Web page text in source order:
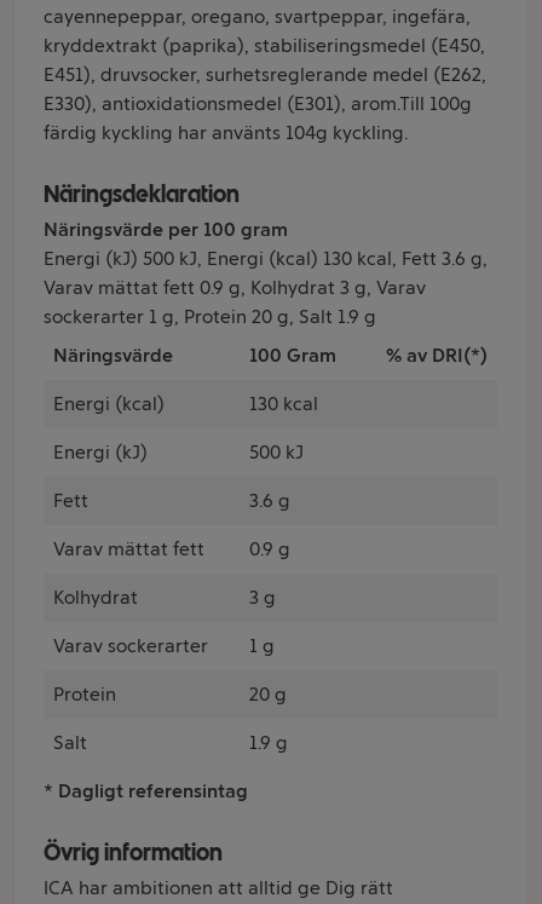
cayennepeppar, oregano, svartpeppar, ingefära,
kryddextrakt (paprika), stabiliseringsmedel (E450,
E451), druvsocker, surhetsreglerande medel (E262,
E330), antioxidationsmedel (E301), arom.Till 100g
färdig kyckling har använts 104g kyckling.
Näringsdeklaration
Näringsvärde per 100 gram
Energi (kJ) 500 kJ, Energi (kcal) 130 kcal, Fett 3.6 g,
Varav mättat fett 0.9 g, Kolhydrat 3 g, Varav
sockerarter 1 g, Protein 20 g, Salt 1.9 g
Näringsvärde
100 Gram % av DRI(*)
Energi (kcal) 130 kcal
Energi (kJ) 500 kJ
Fett 3.6 g
Varav mättat fett 0.9 g
Kolhydrat 3 g
Varav sockerarter 1 g
Protein 20 g
Salt 1.9 g
* Dagligt referensintag
Övrig information
ICA har ambitionen att alltid ge Dig rätt